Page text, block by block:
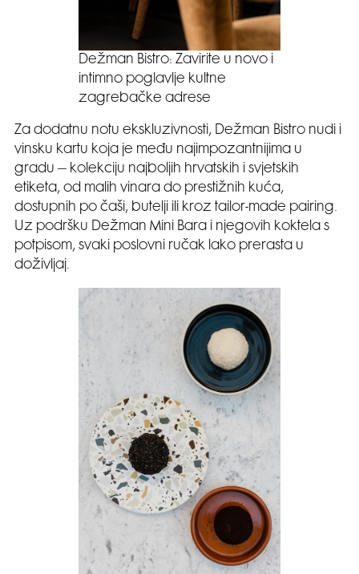
Dežman Bistro: Zavirite u novo i
intimno poglavlje kultne
zagrebačke adrese
Za dodatnu notu ekskluzivnosti, Dežman Bistro nudi i
vinsku kartu koja je među najimpozantnijima u
gradu – kolekciju najboljih hrvatskih i svjetskih
etiketa, od malih vinara do prestižnih kuća,
dostupnih po čaši, butelji ili kroz tailor-made pairing.
Uz podršku Dežman Mini Bara i njegovih koktela s
potpisom, svaki poslovni ručak lako prerasta u
doživljaj.